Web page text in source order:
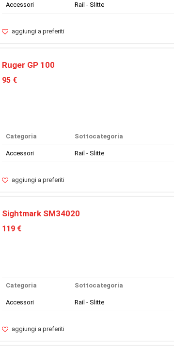
Accessori Rail - Slitte
aggiungi a preferiti
Ruger GP 100
95 €
Categoria Sottocategoria
Accessori Rail - Slitte
aggiungi a preferiti
Sightmark SM34020
119 €
Categoria Sottocategoria
Accessori Rail - Slitte
aggiungi a preferiti